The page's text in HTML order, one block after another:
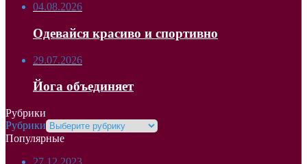
04.08.2026
Одевайся красиво и спортивно
29.07.2026
Йога объединяет
Рубрики
Рубрики
Популярные